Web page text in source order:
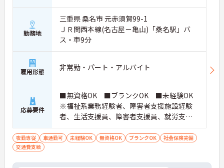
備」により現場の負担が大幅に軽減されています。
ご利用者様の安全性はもちろん、働くスタッフにと
っても身体的負担が少なく、高いモチベーションを
保って業務に集中できます。
勤務地
三重県 桑名市 元赤須賀99-1
ＪＲ関西本線(名古屋－亀山)「桑名駅」バ
ス・車9分
雇用形態 非常勤・パート・アルバイト
応募要件
■無資格OK ■ブランクOK ■未経験OK
※福祉系業務経験者、障害者支援施設経験
者、生活支援員、障害者支援員、就労支援
員、生活相談員等の経験歓迎
夜勤専従 車通勤可 未経験OK 無資格OK ブランクOK
社会保険完備
交通費支給